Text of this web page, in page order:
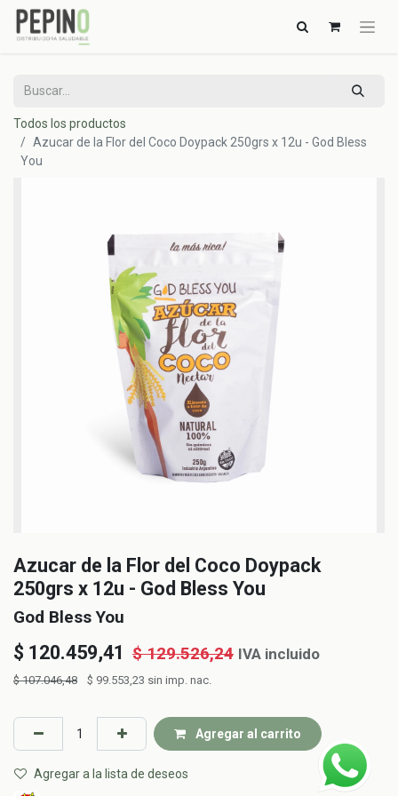
Todos los productos
Azucar de la Flor del Coco Doypack 250grs x 12u - God Bless
You
Azucar de la Flor del Coco Doypack
250grs x 12u - God Bless You
God Bless You
$ 120.459,41 $129.526,24 IVA incluido
$107.046,48 $ 99.553,23 sin imp. nac.
Agregar al carrito
Agregar a la lista de deseos